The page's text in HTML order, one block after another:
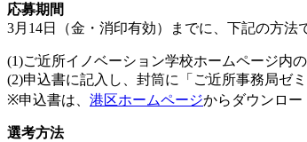
応募期間
3月14日（金・消印有効）までに、下記の方法
(1)ご近所イノベーション学校ホームページ内の
(2)申込書に記入し、封筒に「ご近所事務局ゼ
※申込書は、 港区ホームページからダウンロー
選考方法